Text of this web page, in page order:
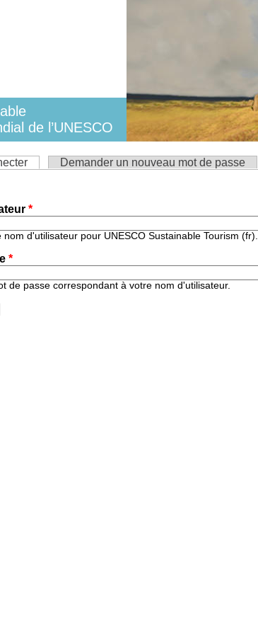
de l’UNESCO
(onglet actif)Demander un nouveau mot de passe
*
nom d'utilisateur pour UNESCO Sustainable Tourism (fr).
*
de passe correspondant à votre nom d'utilisateur.